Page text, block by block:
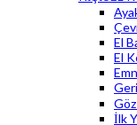
El
El
İlk